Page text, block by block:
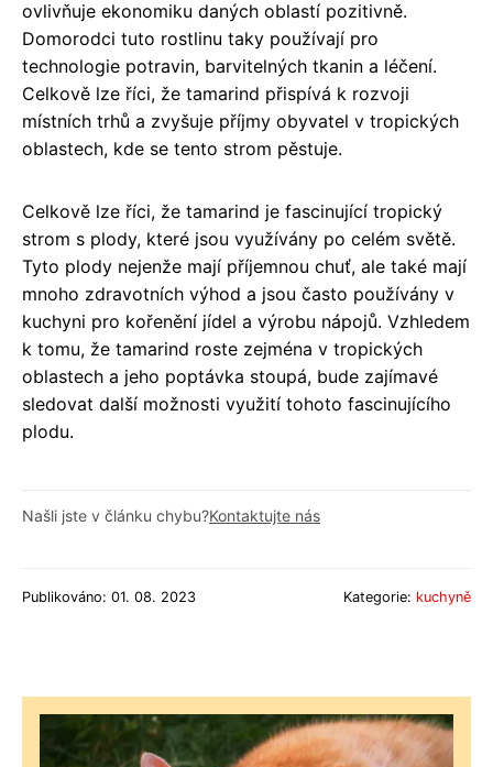
ovlivňuje ekonomiku daných oblastí pozitivně.
Domorodci tuto rostlinu taky používají pro
technologie potravin, barvitelných tkanin a léčení.
Celkově lze říci, že tamarind přispívá k rozvoji
místních trhů a zvyšuje příjmy obyvatel v tropických
oblastech, kde se tento strom pěstuje.
Celkově lze říci, že tamarind je fascinující tropický
strom s plody, které jsou využívány po celém světě.
Tyto plody nejenže mají příjemnou chuť, ale také mají
mnoho zdravotních výhod a jsou často používány v
kuchyni pro kořenění jídel a výrobu nápojů. Vzhledem
k tomu, že tamarind roste zejména v tropických
oblastech a jeho poptávka stoupá, bude zajímavé
sledovat další možnosti využití tohoto fascinujícího
plodu.
Našli jste v článku chybu?Kontaktujte nás
Publikováno: 01. 08. 2023 Kategorie: kuchyně